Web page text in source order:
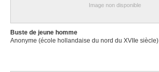
Image non disponible
Buste de jeune homme
Anonyme (école hollandaise du nord du XVIIe siècle)